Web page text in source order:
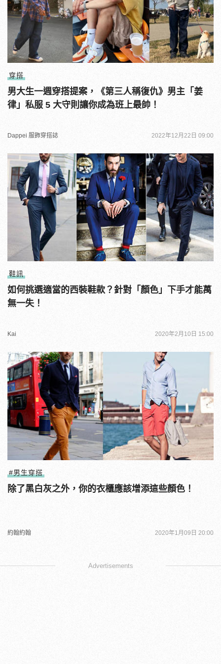
穿搭
男大生一週穿搭提案，《第三人稱復仇》男主「姜
律」私服 5 大守則讓你成為班上最帥！
Dappei 服飾穿搭誌 2022年12月22日 09:00
鞋訊
如何挑選適當的西裝鞋款？針對「顏色」下手才能萬
無一失！
Kai 2020年2月10日 15:00
#男生穿搭
除了黑白灰之外，你的衣櫃應該增添這些顏色！
約翰約翰 2020年1月09日 20:00
Advertisements